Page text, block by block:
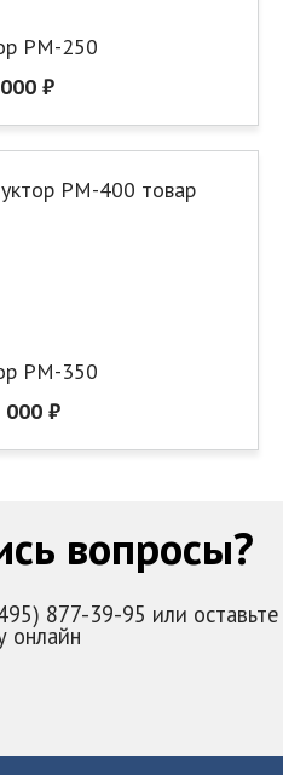
РМ-250
₽
РМ-350
000 ₽
вопросы?
877-39-95 или оставьте
онлайн